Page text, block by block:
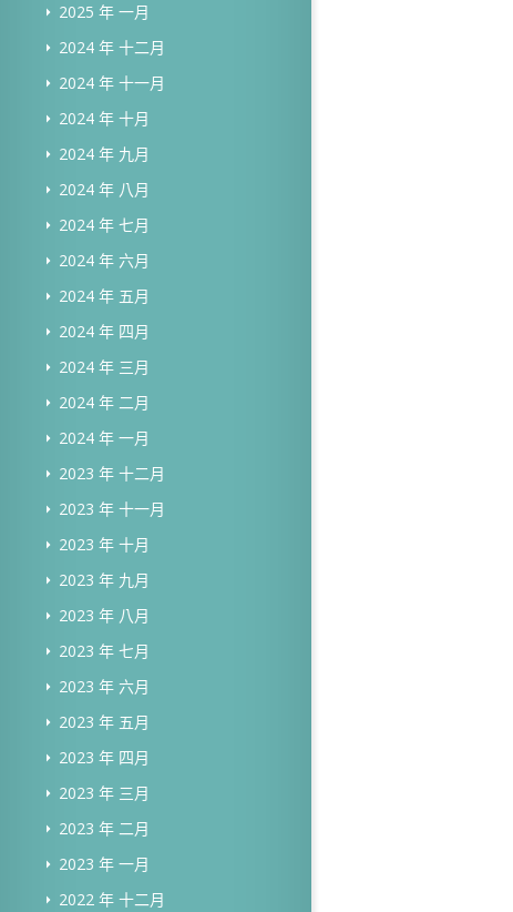
2025 年 一月
2024 年 十二月
2024 年 十一月
2024 年 十月
2024 年 九月
2024 年 八月
2024 年 七月
2024 年 六月
2024 年 五月
2024 年 四月
2024 年 三月
2024 年 二月
2024 年 一月
2023 年 十二月
2023 年 十一月
2023 年 十月
2023 年 九月
2023 年 八月
2023 年 七月
2023 年 六月
2023 年 五月
2023 年 四月
2023 年 三月
2023 年 二月
2023 年 一月
2022 年 十二月